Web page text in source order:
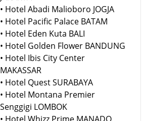
• Hotel Orchardz Jayakarta
JAKARTA
• Hotel Abadi Malioboro JOGJA
• Hotel Pacific Palace BATAM
• Hotel Eden Kuta BALI
• Hotel Golden Flower BANDUNG
• Hotel Ibis City Center
MAKASSAR
• Hotel Quest SURABAYA
• Hotel Montana Premier